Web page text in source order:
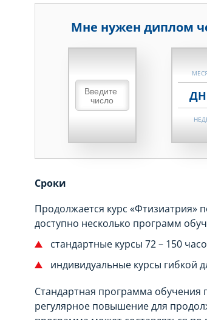
Мне нужен диплом
Сроки
Продолжается курс «Фтизиатрия»
доступно несколько программ
стандартные курсы 72 – 150
индивидуальные курсы гибкой
Стандартная программа обучения
регулярное повышение для